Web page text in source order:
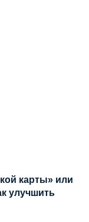
карты» или
улучшить